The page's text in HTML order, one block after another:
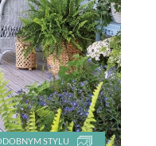
STYLU